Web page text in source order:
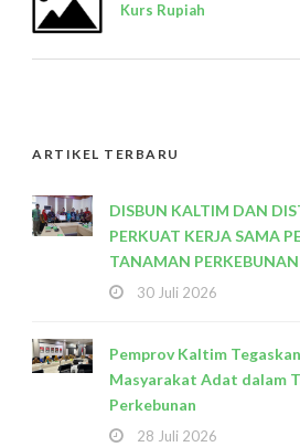
Kurs Rupiah
ARTIKEL TERBARU
DISBUN KALTIM DAN
PERKUAT KERJA SAMA
TANAMAN PERKEBUNAN
30 Juli 2026
Pemprov Kaltim
Masyarakat Adat dalam
Perkebunan
28 Juli 2026